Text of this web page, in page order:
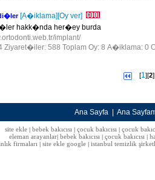
[A�iklama][Oy ver]
hakk�nda her�ey burda
implant/
Ziyaret�iler: 588 Toplam Oy: 8 A�iklama: 0
[1][2
Ana Sayfa Ana
site ekle| bebek bakıcısı| çocuk bakıcısı| çocuk
eleman arayanlar bebek bakıcısı çocuk bakıcısı
firmaları
site ekle google istanbul temizlik